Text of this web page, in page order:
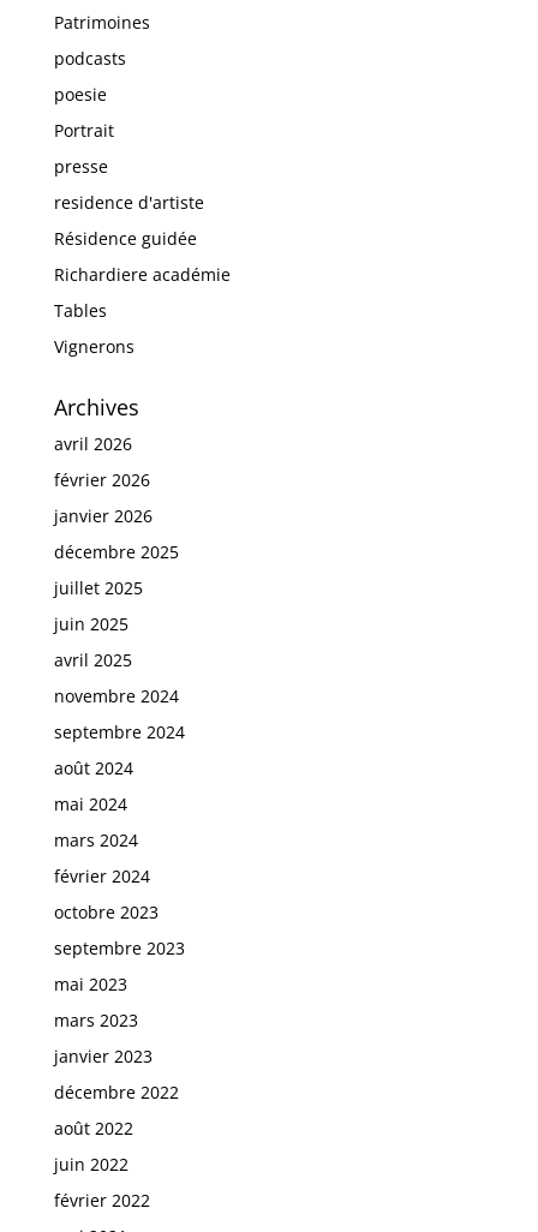
Patrimoines
podcasts
poesie
Portrait
presse
residence d'artiste
Résidence guidée
Richardiere académie
Tables
Vignerons
Archives
avril 2026
février 2026
janvier 2026
décembre 2025
juillet 2025
juin 2025
avril 2025
novembre 2024
septembre 2024
août 2024
mai 2024
mars 2024
février 2024
octobre 2023
septembre 2023
mai 2023
mars 2023
janvier 2023
décembre 2022
août 2022
juin 2022
février 2022